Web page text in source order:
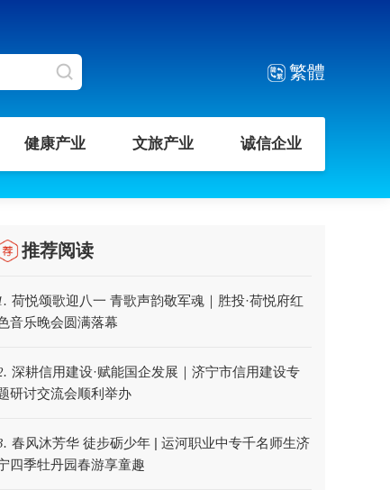
繁體
健康产业 文旅产业 诚信企业
推荐阅读
荷悦颂歌迎八一 青歌声韵敬军魂｜胜投·荷悦府红
音乐晚会圆满落幕
深耕信用建设·赋能国企发展｜济宁市信用建设专
研讨交流会顺利举办
春风沐芳华 徒步砺少年 | 运河职业中专千名师生济
四季牡丹园春游享童趣